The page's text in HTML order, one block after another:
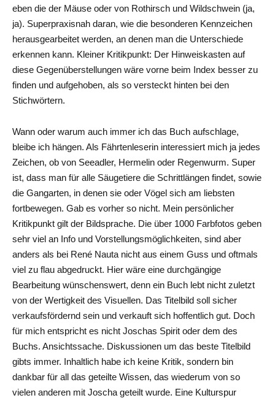
eben die der Mäuse oder von Rothirsch und Wildschwein (ja,
ja). Superpraxisnah daran, wie die besonderen Kennzeichen
herausgearbeitet werden, an denen man die Unterschiede
erkennen kann. Kleiner Kritikpunkt: Der Hinweiskasten auf
diese Gegenüberstellungen wäre vorne beim Index besser zu
finden und aufgehoben, als so versteckt hinten bei den
Stichwörtern.
Wann oder warum auch immer ich das Buch aufschlage,
bleibe ich hängen. Als Fährtenleserin interessiert mich ja jedes
Zeichen, ob von Seeadler, Hermelin oder Regenwurm. Super
ist, dass man für alle Säugetiere die Schrittlängen findet, sowie
die Gangarten, in denen sie oder Vögel sich am liebsten
fortbewegen. Gab es vorher so nicht. Mein persönlicher
Kritikpunkt gilt der Bildsprache. Die über 1000 Farbfotos geben
sehr viel an Info und Vorstellungsmöglichkeiten, sind aber
anders als bei René Nauta nicht aus einem Guss und oftmals
viel zu flau abgedruckt. Hier wäre eine durchgängige
Bearbeitung wünschenswert, denn ein Buch lebt nicht zuletzt
von der Wertigkeit des Visuellen. Das Titelbild soll sicher
verkaufsfördernd sein und verkauft sich hoffentlich gut. Doch
für mich entspricht es nicht Joschas Spirit oder dem des
Buchs. Ansichtssache. Diskussionen um das beste Titelbild
gibts immer. Inhaltlich habe ich keine Kritik, sondern bin
dankbar für all das geteilte Wissen, das wiederum von so
vielen anderen mit Joscha geteilt wurde. Eine Kulturspur